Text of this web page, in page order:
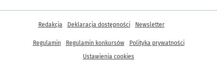
Inne informacje
Redakcja Deklaracja dostępności Newsletter
Regulamin Regulamin konkursów
Polityka prywatności
Ustawienia cookies